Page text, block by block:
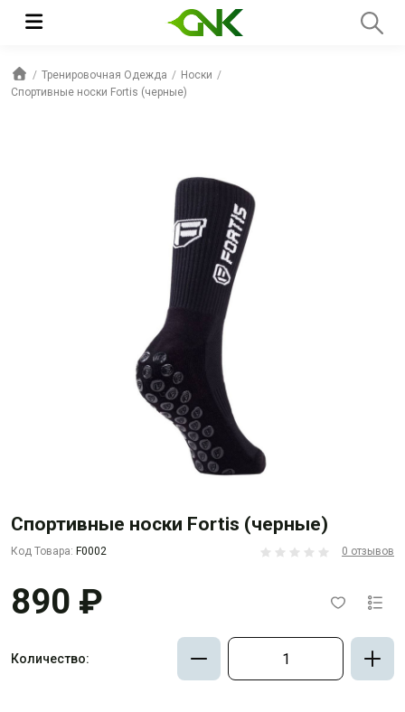
Тренировочная Одежда
Носки
Спортивные носки Fortis (черные)
Спортивные носки Fortis (черные)
Код Товара: F0002 0 отзывов
890 ₽
Количество: